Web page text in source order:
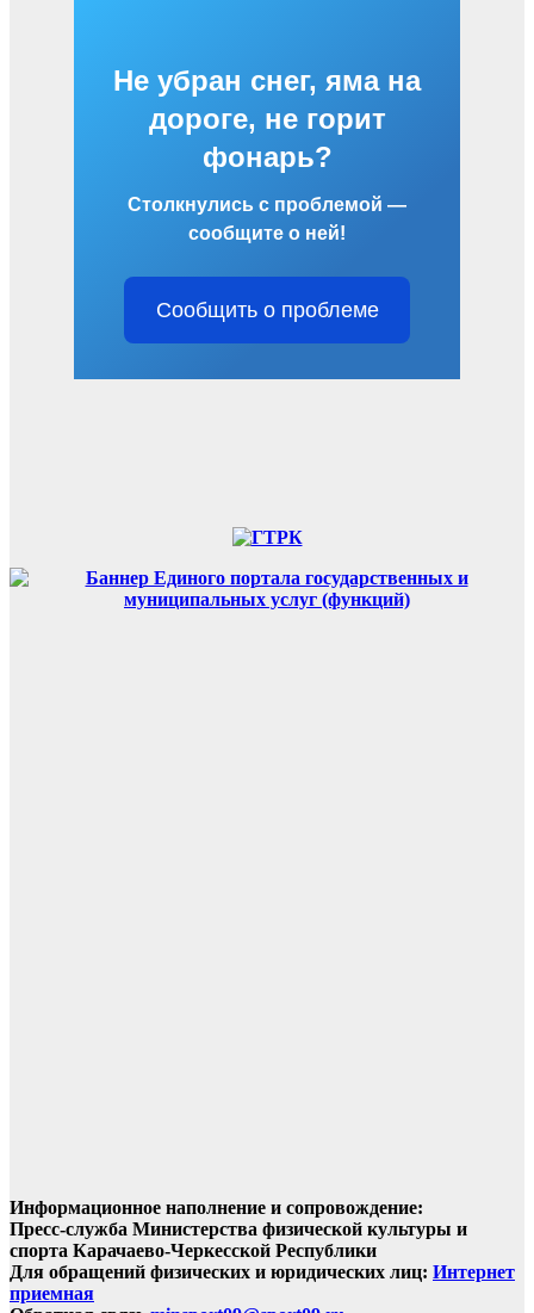
Не убран снег, яма на
дороге, не горит
фонарь?
Столкнулись с проблемой —
сообщите о ней!
Сообщить о проблеме
Информационное наполнение и сопровождение:
Пресс-служба Министерства физической культуры и
спорта Карачаево-Черкесской Республики
Для обращений физических и юридических лиц: Интернет
приемная